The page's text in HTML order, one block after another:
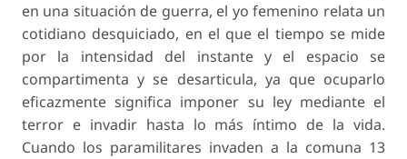
en una situación de guerra, el yo femenino relata un
cotidiano desquiciado, en el que el tiempo se mide
por la intensidad del instante y el espacio se
compartimenta y se desarticula, ya que ocuparlo
eficazmente significa imponer su ley mediante el
terror e invadir hasta lo más íntimo de la vida.
Cuando los paramilitares invaden a la comuna 13